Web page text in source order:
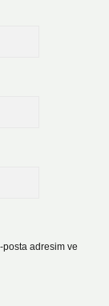
posta adresim ve